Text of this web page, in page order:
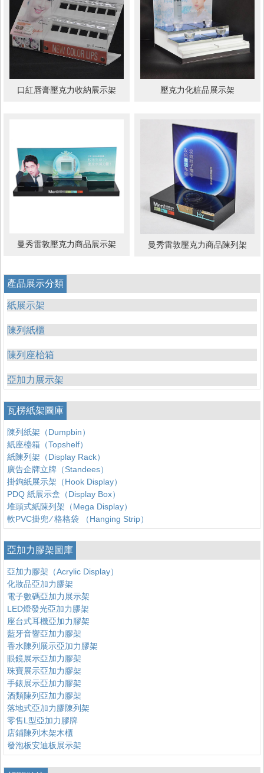
口紅唇膏壓克力收納展示架 壓克力化粧品展示架
曼秀雷敦壓克力商品展示架 曼秀雷敦壓克力商品陳列架
產品展示分類
紙展示架
陳列紙櫃
陳列座枱箱
亞加力展示架
瓦楞紙架圖庫
陳列紙架（Dumpbin）
紙座檯箱（Topshelf）
紙陳列架（Display Rack）
廣告企牌立牌（Standees）
掛鉤紙展示架（Hook Display）
PDQ 紙展示盒（Display Box）
堆頭式紙陳列架（Mega Display）
軟PVC掛兜 ∕ 格格袋 （Hanging Strip）
亞加力膠架圖庫
亞加力膠架（Acrylic Display）
化妝品亞加力膠架
電子數碼亞加力展示架
LED燈發光亞加力膠架
座台式耳機亞加力膠架
藍牙音響亞加力膠架
香水陳列展示亞加力膠架
眼鏡展示亞加力膠架
珠寶展示亞加力膠架
手錶展示亞加力膠架
酒類陳列亞加力膠架
落地式亞加力膠陳列架
零售L型亞加力膠牌
店鋪陳列木架木櫃
發泡板安迪板展示架